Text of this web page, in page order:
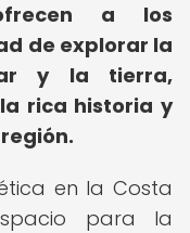
a los
de explorar la
y la tierra,
rica historia y
en la Costa
para la